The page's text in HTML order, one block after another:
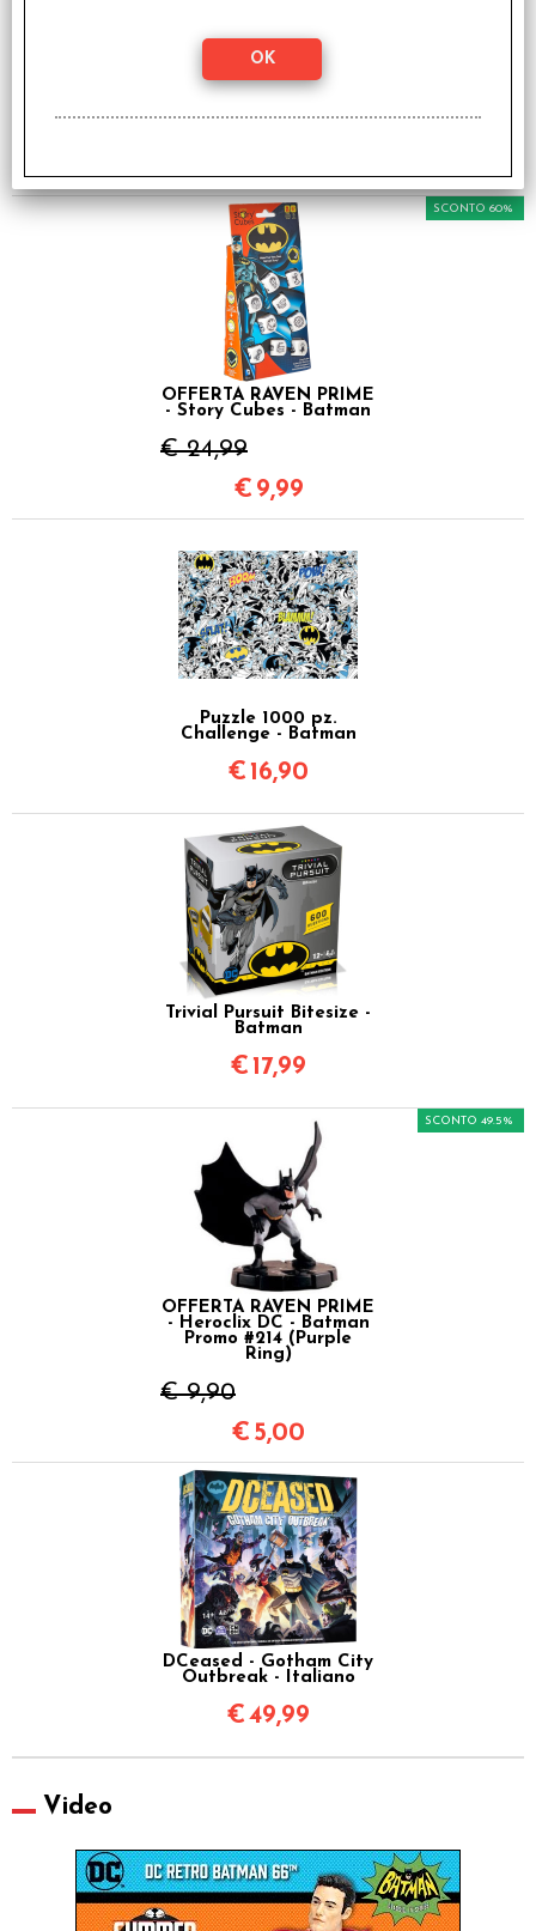
McFarlane DC Comics -
Action Figure Omega vs
Batman (Last Knight on
Earth) Gold Label 7"
OFFERTA RAVEN PRIME
- Story Cubes - Batman
€ 24,99
SCONTO 60%
€ 9,99
Puzzle 1000 pz.
Challenge - Batman
€ 16,90
Trivial Pursuit Bitesize -
Batman
€ 17,99
OFFERTA RAVEN PRIME
- Heroclix DC - Batman
Promo #214 (Purple
Ring)
€ 9,90
SCONTO 49.5%
€ 5,00
DCeased - Gotham City
Outbreak - Italiano
€49,99
Video